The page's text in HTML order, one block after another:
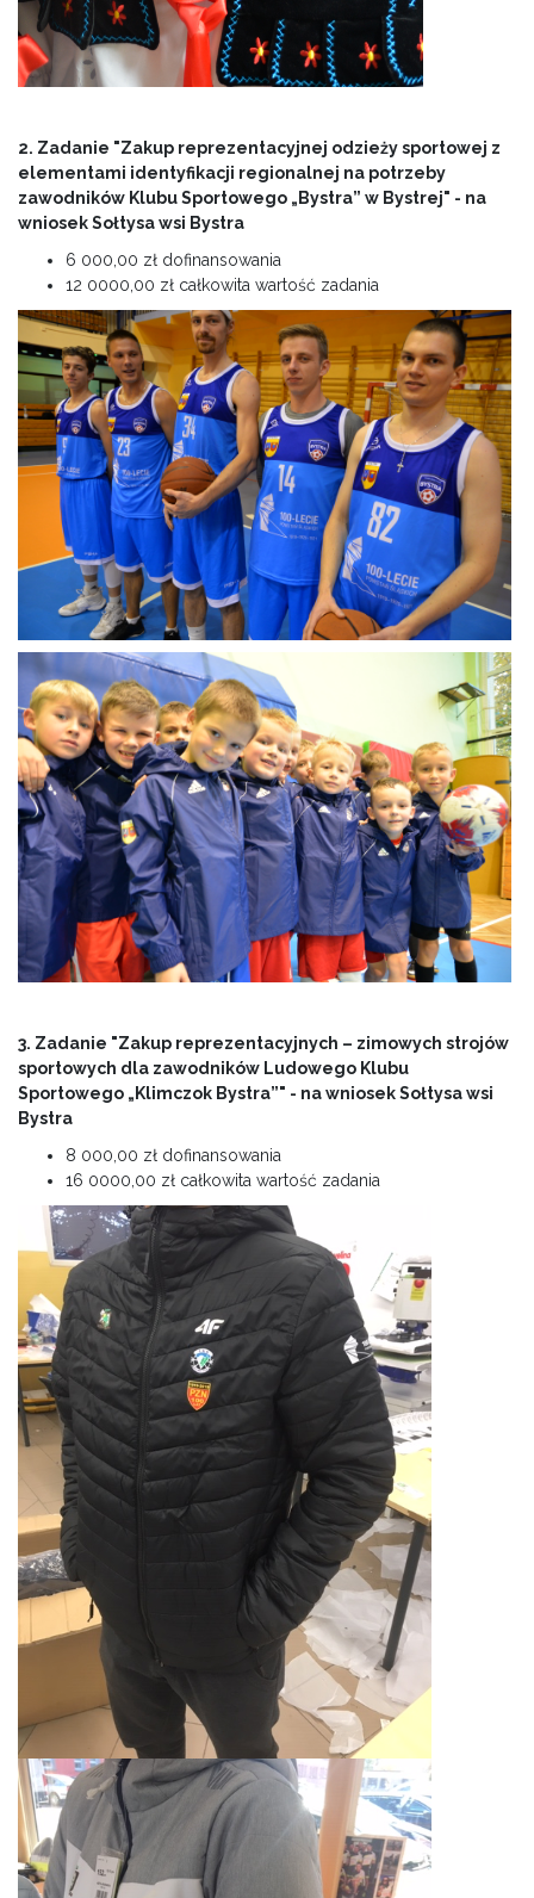
2. Zadanie "Zakup reprezentacyjnej odzieży sportowej z
elementami identyfikacji regionalnej na potrzeby
zawodników Klubu Sportowego „Bystra” w Bystrej" - na
wniosek Sołtysa wsi Bystra
6 000,00 zł dofinansowania
12 0000,00 zł całkowita wartość zadania
3. Zadanie "Zakup reprezentacyjnych – zimowych strojów
sportowych dla zawodników Ludowego Klubu
Sportowego „Klimczok Bystra”" - na wniosek Sołtysa wsi
Bystra
8 000,00 zł dofinansowania
16 0000,00 zł całkowita wartość zadania